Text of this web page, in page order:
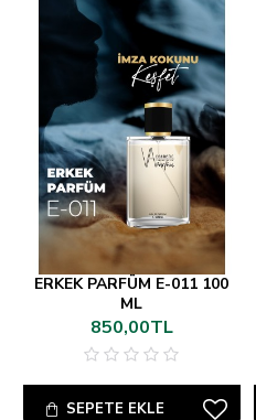
ERKEK PARFÜM E-011 100
ML
850,00TL
SEPETE EKLE